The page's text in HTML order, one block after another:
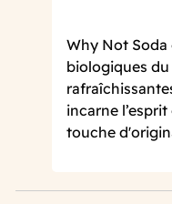
Why Not Soda
biologiques
incarne
touche